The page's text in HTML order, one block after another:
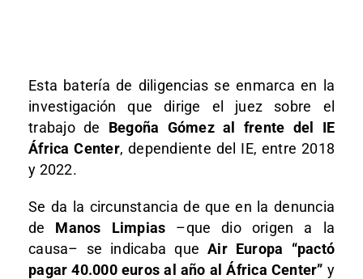
Esta batería de diligencias se enmarca en la
investigación que dirige el juez sobre el
trabajo de Begoña Gómez al frente del IE
África Center, dependiente del IE, entre 2018
y 2022.
Se da la circunstancia de que en la denuncia
de Manos Limpias –que dio origen a la
causa– se indicaba queAir Europa “pactó
pagar 40.000 euros al año al África Center” y